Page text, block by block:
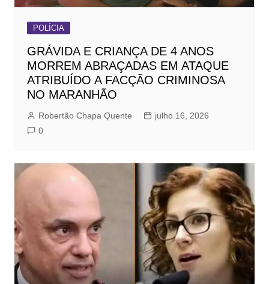
POLÍCIA
GRÁVIDA E CRIANÇA DE 4 ANOS
MORREM ABRAÇADAS EM ATAQUE
ATRIBUÍDO A FACÇÃO CRIMINOSA
NO MARANHÃO
Robertão Chapa Quente
julho 16, 2026
0